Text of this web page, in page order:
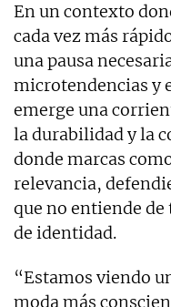
En un contexto
cada vez más
una pausa
microtendencias y
emerge una
la durabilidad y la
donde marcas
relevancia,
que no entiende
de identidad.
“Estamos viendo
moda más